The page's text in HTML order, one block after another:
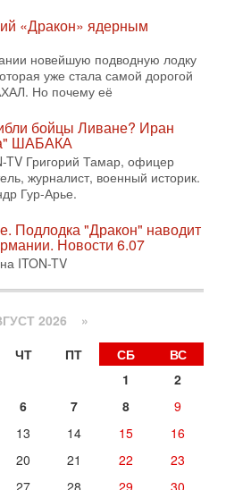
Израиля Биньямина
с Дональдом Трампом
чем ответов. Полная
на Нетаниягу! Трамп не
готовит взрыв!
TV СЕРГЕЙ МИГДАЛЬ, эксперт
офицер запаса
полиции Израиля, автор
ХАМАСа - НОВОСТИ
Трамп заявил о
соглашения о полном
вооруженных группировок в
крайних мер? Разбор и
Давида Шарпа
Ирана и США накаляется
в самый последний момент
тяжелых ударов
«Аркия» намерен
авиакомпании «Аркия»
«Дракон» ядерным
новейшую подводную лодку
уже стала самой дорогой
Но почему её
бойцы Ливане? Иран
ШАБАКА
TV Григорий Тамар, офицер
журналист, военный историк.
Гур-Арье.
Подлодка "Дракон" наводит
Новости 6.07
ITON-TV
2026 »
ЧТ ПТ СБ
ВС
1
2
6 7 8
9
13 14 15
16
20 21 22
23